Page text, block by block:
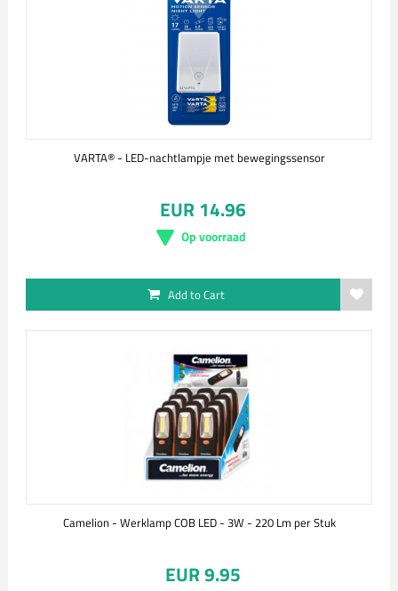
VARTA® - LED-nachtlampje met bewegingssensor
EUR 14.96
Op voorraad
Add to Cart
Camelion - Werklamp COB LED - 3W - 220 Lm per Stuk
EUR 9.95